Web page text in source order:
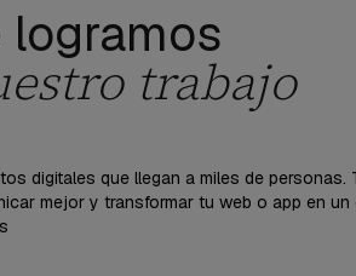
logramos
trabajo
digitales que llegan a miles de personas.
mejor y transformar tu web o app en un